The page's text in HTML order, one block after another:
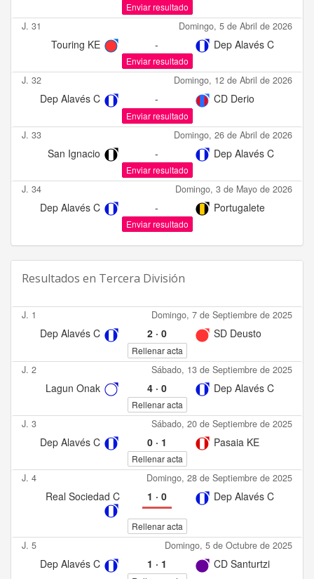
Enviar resultado
J. 31 Domingo, 5 de Abril de 2026
Touring KE - Dep Alavés C
Enviar resultado
J. 32 Domingo, 12 de Abril de 2026
Dep Alavés C - CD Derio
Enviar resultado
J. 33 Domingo, 26 de Abril de 2026
San Ignacio - Dep Alavés C
Enviar resultado
J. 34 Domingo, 3 de Mayo de 2026
Dep Alavés C - Portugalete
Enviar resultado
Resultados en Tercera División
J. 1 Domingo, 7 de Septiembre de 2025
Dep Alavés C 2· 0 SD Deusto
Rellenar acta
J. 2 Sábado, 13 de Septiembre de 2025
Lagun Onak 4· 0 Dep Alavés C
Rellenar acta
J. 3 Sábado, 20 de Septiembre de 2025
Dep Alavés C 0· 1 Pasaia KE
Rellenar acta
J. 4 Domingo, 28 de Septiembre de 2025
Real Sociedad C 1 · 0 Dep Alavés C
Rellenar acta
J. 5 Domingo, 5 de Octubre de 2025
Dep Alavés C 1 · 1 CD Santurtzi